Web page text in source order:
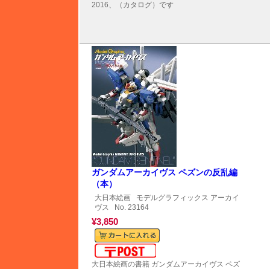
2016、（カタログ）です
ガンダムアーカイヴス ペズンの反乱編
（本）
大日本絵画
モデルグラフィックス アーカイ
ヴス No. 23164
¥3,850
大日本絵画の書籍 ガンダムアーカイヴス ペズ